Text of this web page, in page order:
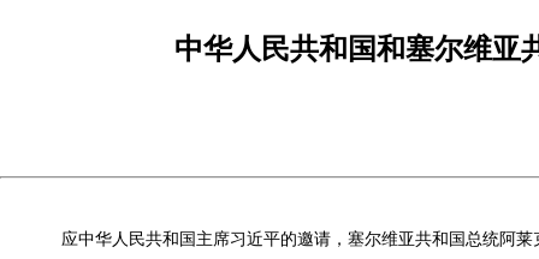
中华人民共和国和塞尔维亚
应中华人民共和国主席习近平的邀请，塞尔维亚共和国总统阿